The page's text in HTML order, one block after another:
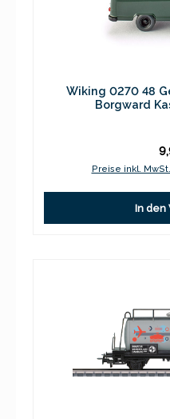
Wiking 0270 48
Borgward
Preise inkl.
In den